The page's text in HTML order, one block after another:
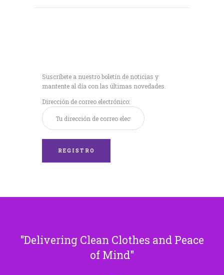
Suscríbete a nuestro boletín de noticias y
mantente al día con las últimas novedades.
Dirección de correo electrónico:
Delivering Clean Clothes and Peace
of Mind